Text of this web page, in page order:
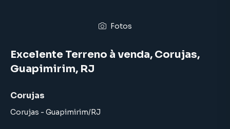
Fotos
Excelente Terreno à venda, Corujas,
Guapimirim, RJ
Corujas
Corujas - Guapimirim/RJ